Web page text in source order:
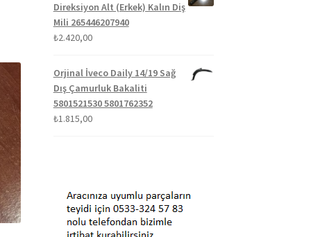
Direksiyon Alt (Erkek) Kalın Diş
Mili 265446207940
₺2.420,00
Orjinal İveco Daily 14/19 Sağ
Dış Çamurluk Bakaliti
5801521530 5801762352
₺1.815,00